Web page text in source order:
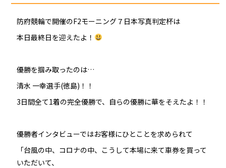
防府競輪で開催のF2モーニング７日本写真判定杯は
本日最終日を迎えたよ！
優勝を掴み取ったのは…
清水 一幸選手(徳島)！！
3日間全て1着の完全優勝で、自らの優勝に華をそえたよ！！
優勝者インタビューではお客様にひとことを求められて
「台風の中、コロナの中、こうして本場に来て車券を買って
いただいて、